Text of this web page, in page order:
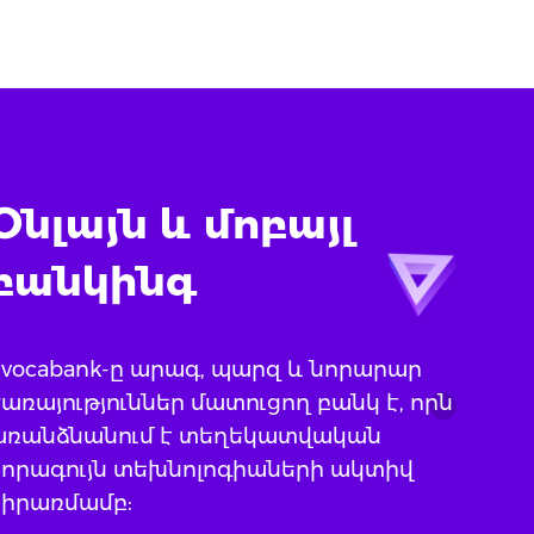
և մոբայլ
ը արագ, պարզ և նորարար
մատուցող բանկ է, որն
է տեղեկատվական
տեխնոլոգիաների ակտիվ